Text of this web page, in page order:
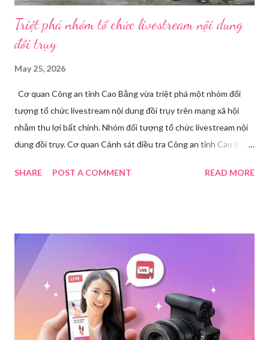
Triệt phá nhóm tổ chức livestream nội dung
đồi trụy
May 25, 2026
Cơ quan Công an tỉnh Cao Bằng vừa triệt phá một nhóm đối
tượng tổ chức livestream nội dung đồi trụy trên mạng xã hội
nhằm thu lợi bất chính. Nhóm đối tượng tổ chức livestream nội
dung đồi trụy. Cơ quan Cảnh sát điều tra Công an tỉnh Cao Bằng
tạm giam đối với Triệu Thị Dung về hành vi truyền bá văn hóa
dụng điện thoại xuất hiện các hoạt động phát trực tiếp nội dung
nhạy cảm, có dấu hiệu vi phạm pháp luật. Ngay sau khi tiếp
nhận, đơn vị đã nhanh chóng tổ chức xác minh, thu thập dữ liệu
để làm rõ. Kết quả điều tra ban đầu xác định, Triệu Thị Dung
(sinh năm 1994), trú tại xã Phủ Thông, tỉnh Thái Nguyên, cùng
một số đối tượng khác đã tham gia tổ chức livestream nội dung
SHARE POST A COMMENT READ MORE